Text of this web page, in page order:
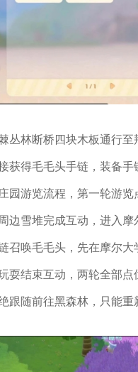
丛林断桥四块木板通行
获得毛毛头手链，装备
园游览流程，第一轮游
边雪堆完成互动，进入
召唤毛毛头，先在摩尔
耍结束互动，两轮全部
随前往黑森林，只能重